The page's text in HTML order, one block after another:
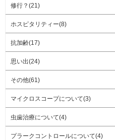
修行？(21)
ホスピタリティー(8)
抗加齢(17)
思い出(24)
その他(61)
マイクロスコープについて(3)
虫歯治療について(4)
プラークコントロールについて(4)